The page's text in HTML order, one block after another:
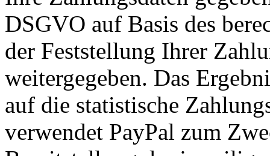
DSGVO auf Basis des
der Feststellung Ihrer
weitergegeben. Das
auf die statistische
verwendet PayPal zum